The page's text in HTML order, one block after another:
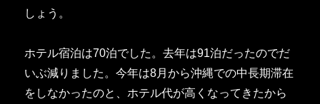
しょう。
ホテル宿泊は70泊でした。去年は91泊だったのでだ
いぶ減りました。今年は8月から沖縄での中長期滞在
をしなかったのと、ホテル代が高くなってきたから